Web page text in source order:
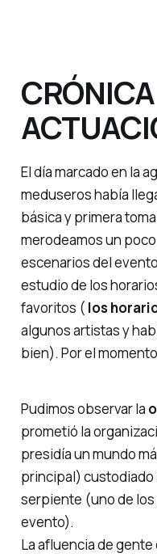
El día marcado en la
meduseros había
básica y primera
merodeamos un
escenarios del
estudio de los
favoritos ( los
algunos artistas y
bien). Por el
Pudimos observar la
prometió la
presidía un mundo
principal) custodiado
serpiente (uno de
evento).
La afluencia de